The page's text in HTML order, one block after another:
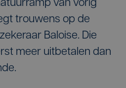
van vorig
trouwens op de
Baloise. Die
meer uitbetalen dan